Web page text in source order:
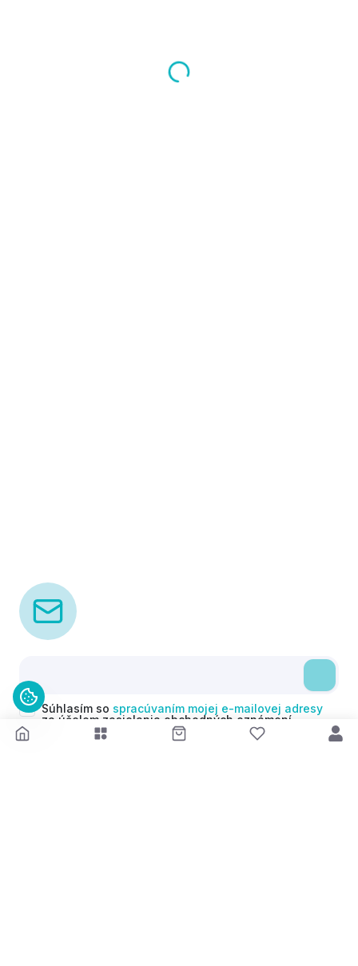
Súhlasím so spracúvaním mojej e-mailovej adresy
za účelom zasielania obchodných oznámení
(newsletterov) v súlade s čl. 6 ods. 1 písm. a)
Nariadenia GDPR. Svoj súhlas môžem kedykoľvek